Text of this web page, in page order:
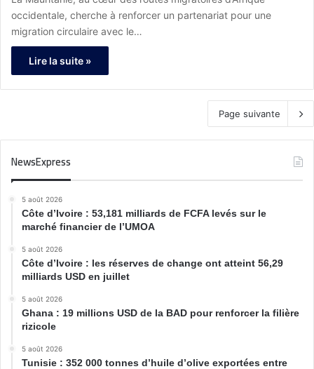
occidentale, cherche à renforcer un partenariat pour une
migration circulaire avec le…
Lire la suite »
Page suivante
NewsExpress
5 août 2026
Côte d’Ivoire : 53,181 milliards de FCFA levés sur le
marché financier de l’UMOA
5 août 2026
Côte d’Ivoire : les réserves de change ont atteint 56,29
milliards USD en juillet
5 août 2026
Ghana : 19 millions USD de la BAD pour renforcer la filière
rizicole
5 août 2026
Tunisie : 352 000 tonnes d’huile d’olive exportées entre